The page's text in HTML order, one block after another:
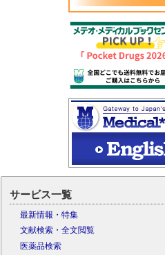
サービス一覧
最新情報・特集
文献検索・全文閲覧
医薬品検索